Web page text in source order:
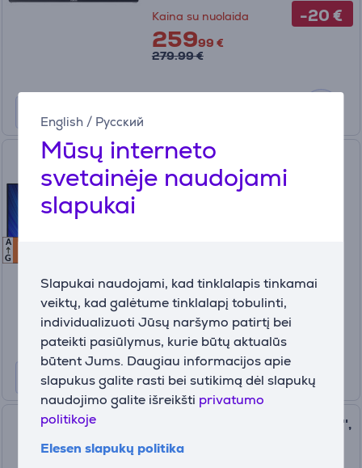
English / Русский
Mūsų interneto
svetainėje naudojami
slapukai
Slapukai naudojami, kad tinklalapis tinkamai
veiktų, kad galėtume tinklalapį tobulinti,
individualizuoti Jūsų naršymo patirtį bei
pateikti pasiūlymus, kurie būtų aktualūs
būtent Jums. Daugiau informacijos apie
slapukus galite rasti bei sutikimą dėl slapukų
naudojimo galite išreikšti privatumo
politikoje
Elesen slapukų politika
-20 €
Kaina su nuolaida
25999 €
279.99 €
A
G
Asus ProArt OLED, 32'', 240
Hz, OLED, sidabro spalvos -
Kaina:
1299 €
Asus Zenscreen Duo OLED, 14'',
OLED, nešiojamas, aliuminio